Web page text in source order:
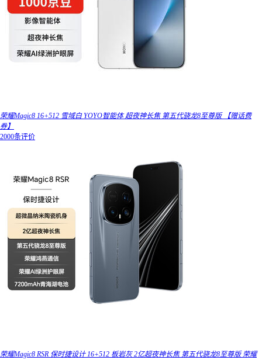
荣耀Magic8 16+512 雪域白 YOYO智能体 超夜神长焦 第五代骁龙8至尊版 【赠话费
券】
2000条评价
荣耀Magic8 RSR 保时捷设计 16+512 板岩灰 2亿超夜神长焦 第五代骁龙8至尊版 荣耀